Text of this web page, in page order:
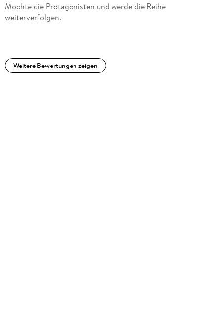
wieder erwischt, wie ich einzelne Seiten übersprungen habe.
Mochte die Protagonisten und werde die Reihe
weiterverfolgen.
Weitere Bewertungen zeigen